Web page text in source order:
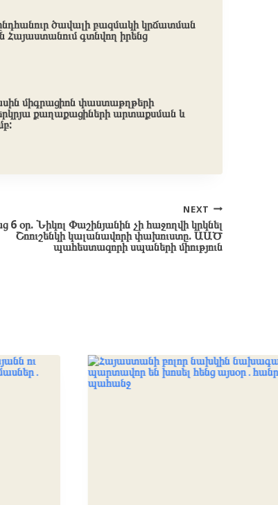
ծավալի բազմակի կրճատման
Հայաստանում գտնվող իրենց
միգրացիոն փաստաթղթերի
քաղաքացիների արտաքսման և
NEXT
6 օր. Նիկոլ Փաշինյանին չի հաջողվի կրկնել
Շոուշենկի կալանավորի փախուստը. ԱԱԾ
պահեստազորի սպաների միություն